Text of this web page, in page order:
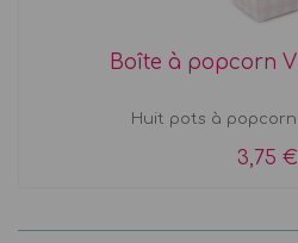
Boîte à popcorn
Huit pots à
3,75 €